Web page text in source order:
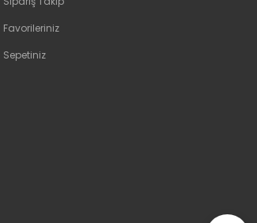
Favorileriniz
Sepetiniz